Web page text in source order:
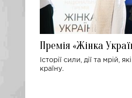
Премія «Жінка
Історії сили, дії та мрій,
країну.